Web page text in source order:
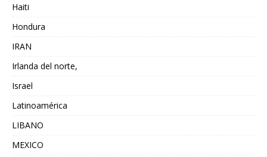
Haiti
Hondura
IRAN
Irlanda del norte,
Israel
Latinoamérica
LIBANO
MEXICO